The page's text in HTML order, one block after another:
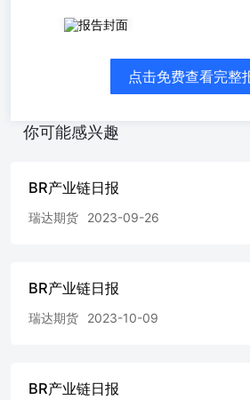
免责声明 本报告中的信息均来源
完整性不做任何保证，据此投资
个人投资建议，客户应考虑本报
引用、刊发，需注明出处为瑞达
点击免费查看完整
你可能感兴趣
BR产业链日报
瑞达期货 2023-09-26
BR产业链日报
瑞达期货 2023-10-09
BR产业链日报